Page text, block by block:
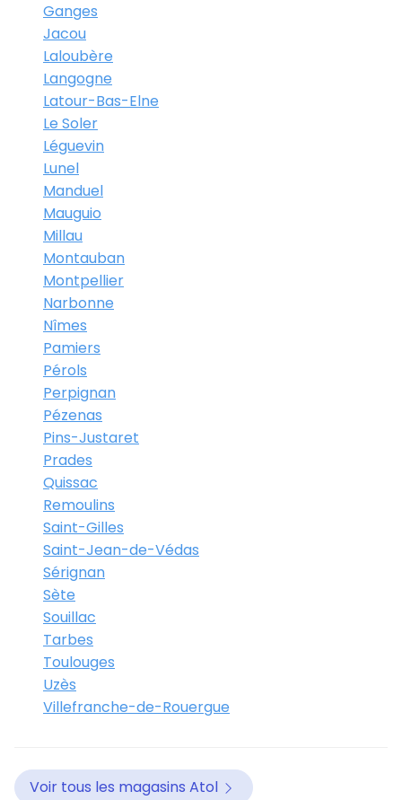
Ganges
Jacou
Laloubère
Langogne
Latour-Bas-Elne
Le Soler
Léguevin
Lunel
Manduel
Mauguio
Millau
Montauban
Montpellier
Narbonne
Nîmes
Pamiers
Pérols
Perpignan
Pézenas
Pins-Justaret
Prades
Quissac
Remoulins
Saint-Gilles
Saint-Jean-de-Védas
Sérignan
Sète
Souillac
Tarbes
Toulouges
Uzès
Villefranche-de-Rouergue
Voir tous les magasins Atol